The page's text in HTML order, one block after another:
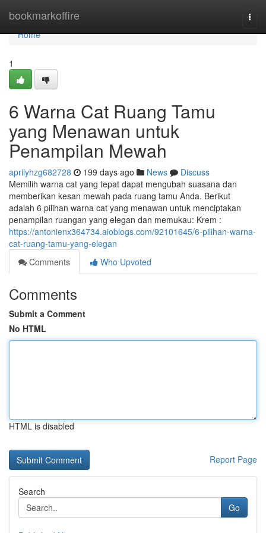
bookmarkoffire
Home
Home
1
6 Warna Cat Ruang Tamu
yang Menawan untuk
Penampilan Mewah
aprilyhzg682728 199 days ago News
Discuss
Memilih warna cat yang tepat dapat mengubah suasana dan
memberikan kesan mewah pada ruang tamu Anda. Berikut
adalah 6 pilihan warna cat yang menawan untuk menciptakan
penampilan ruangan yang elegan dan memukau: Krem :
https://antonienx364734.aioblogs.com/92101645/6-pilihan-warna-
cat-ruang-tamu-yang-elegan
Comments
Who Upvoted
Comments
Submit a Comment
No HTML
HTML is disabled
Report Page
Search
Go